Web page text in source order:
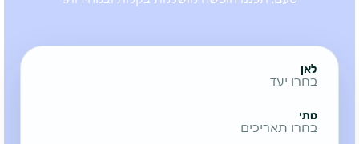
לאן
בחרו יעד
מתי
בחרו תאריכים